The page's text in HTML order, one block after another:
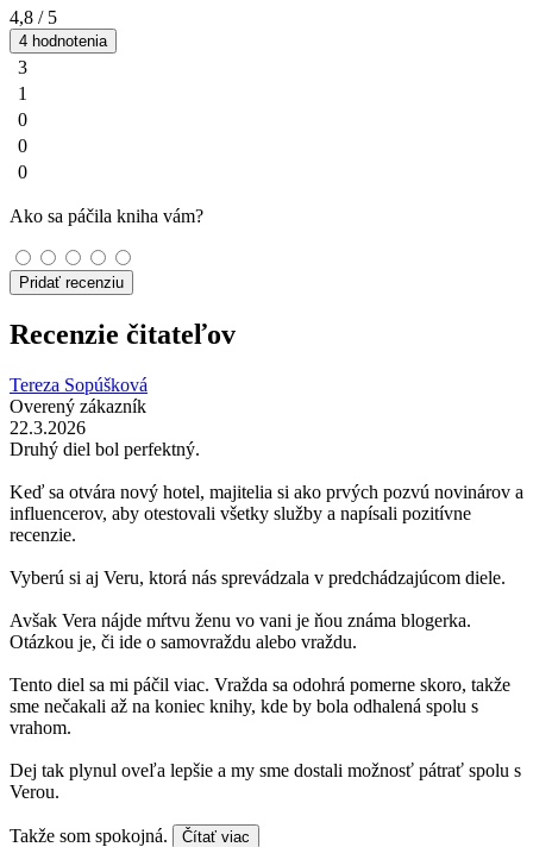
4,8 / 5
4 hodnotenia
3
1
0
0
0
Ako sa páčila kniha vám?
Pridať recenziu
Recenzie čitateľov
Tereza Sopúšková
Overený zákazník
22.3.2026
Druhý diel bol perfektný.
Keď sa otvára nový hotel, majitelia si ako prvých pozvú novinárov a
influencerov, aby otestovali všetky služby a napísali pozitívne
recenzie.
Vyberú si aj Veru, ktorá nás sprevádzala v predchádzajúcom diele.
Avšak Vera nájde mŕtvu ženu vo vani je ňou známa blogerka.
Otázkou je, či ide o samovraždu alebo vraždu.
Tento diel sa mi páčil viac. Vražda sa odohrá pomerne skoro, takže
sme nečakali až na koniec knihy, kde by bola odhalená spolu s
vrahom.
Dej tak plynul oveľa lepšie a my sme dostali možnosť pátrať spolu s
Verou.
Takže som spokojná. Čítať viac